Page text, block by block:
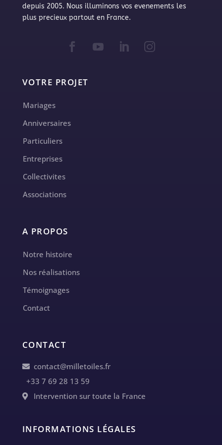
depuis 2005. Nous illuminons vos evenements les
plus precieux partout en France.
VOTRE PROJET
Mariages
Anniversaires
Particuliers
Entreprises
Collectivites
Associations
A PROPOS
Notre histoire
Nos réalisations
Témoignages
Contact
CONTACT
contact@milletoiles.fr
+33 7 69 28 13 59
Intervention sur toute la France
INFORMATIONS LÉGALES